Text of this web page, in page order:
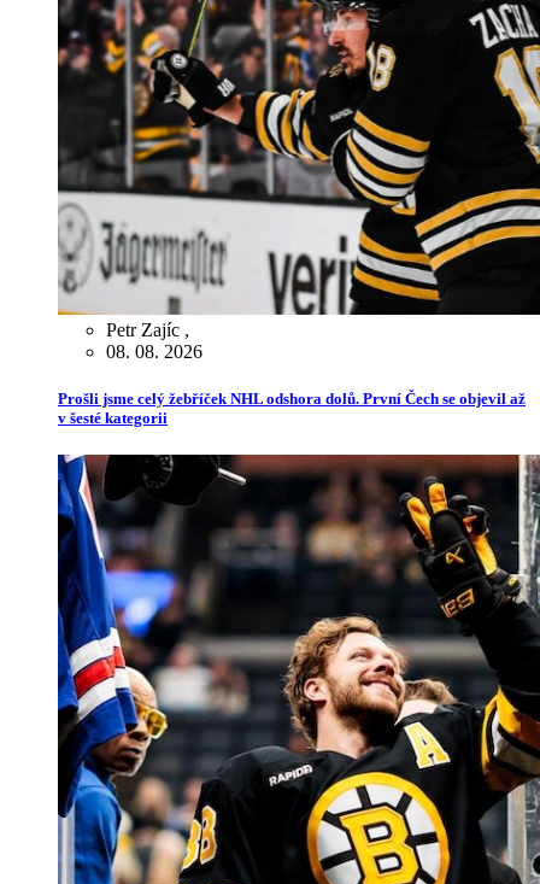
Petr Zajíc ,
08. 08. 2026
Prošli jsme celý žebříček NHL odshora dolů. První Čech se objevil až
v šesté kategorii